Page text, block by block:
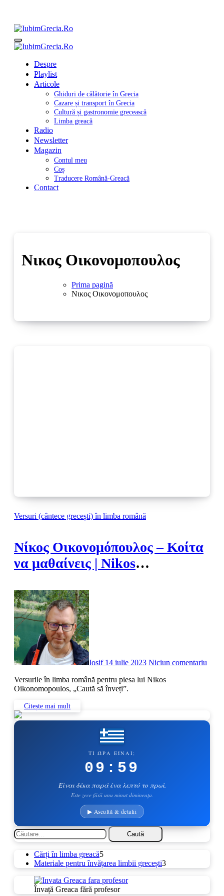
conținut
IubimGrecia.Ro
Ghiduri de călătorie, gastronomie și muzică grecească
Ghiduri de călătorie, gastronomie și muzică grecească
Despre
Playlist
Articole
Ghiduri de călătorie în Grecia
Cazare și transport în Grecia
Cultură și gastronomie grecească
Limba greacă
Radio
Newsletter
Magazin
Contul meu
Coș
Traducere Română-Greacă
Contact
Νικος Οικονομοπουλος
Prima pagină
Νικος Οικονομοπουλος
Versuri (cântece grecești) în limba română
Νίκος Οικονομόπουλος – Κοίτα
να μαθαίνεις | Nikos
înveți
Iosif 14 iulie 2023 Niciun comentariu
Versurile în limba română pentru piesa lui Nikos
Oikonomopoulos, „Caută să înveți”.
Citește mai mult
ΤΙ ΏΡΑ ΕΊΝΑΙ;
09:59
Είναι δέκα παρά ένα λεπτό το πρωί.
Este zece fără unu minut dimineața.
▶ Ascultă & detalii
Caută
după:
Cărți în limba greacă55
produse
Materiale pentru învățarea limbii grecești33
Învață Greaca fără profesor